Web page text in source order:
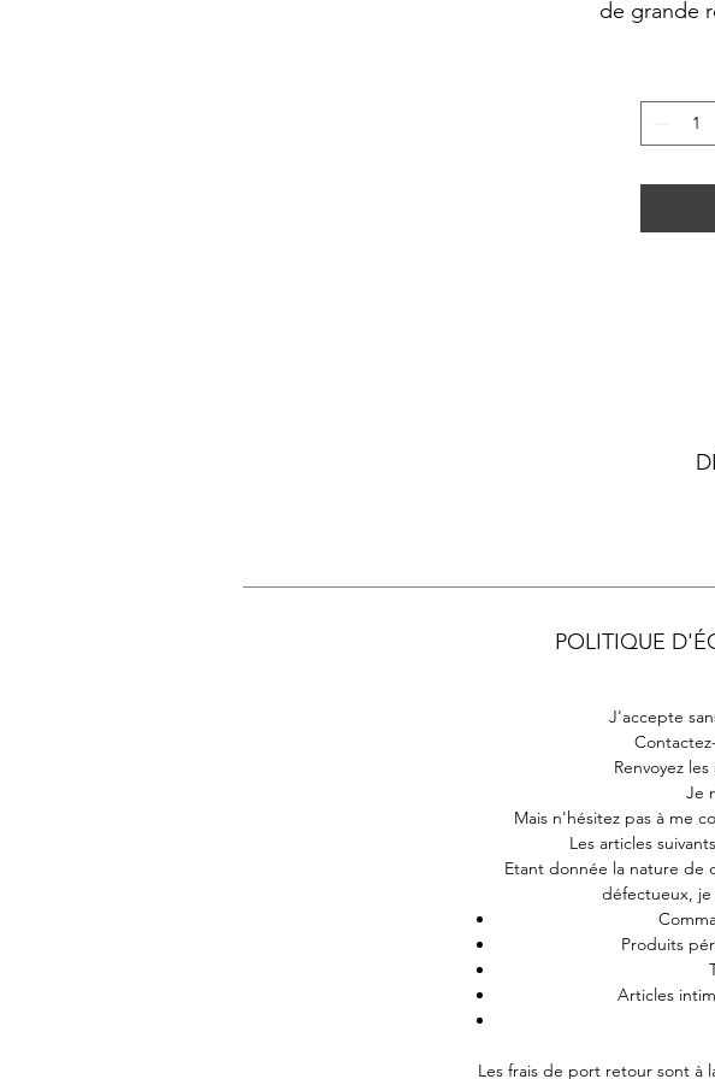
de grande
Disponibles
Le tissu
POLITIQUE
J'accepte
Renvoyez
Je
Mais n'hésitez pas à me
Les articles
Etant donnée la nature de
défectueux,
Produits
Articles
Les frais de port retour sont à